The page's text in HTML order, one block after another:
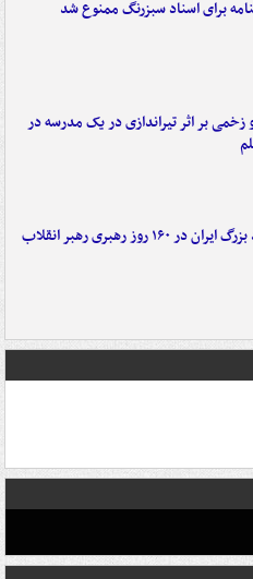
برای اسناد سبزرنگ ممنوع شد
و زخمی بر اثر تیراندازی در یک مدرسه در